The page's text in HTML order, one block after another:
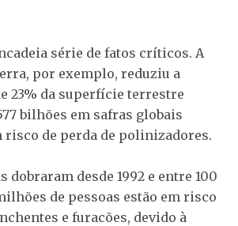
série de fatos críticos. A
por exemplo, reduziu a
23% da superfície terrestre
bilhões em safras globais
risco de perda de polinizadores.
dobraram desde 1992 e entre 100
de pessoas estão em risco
e furacões, devido à